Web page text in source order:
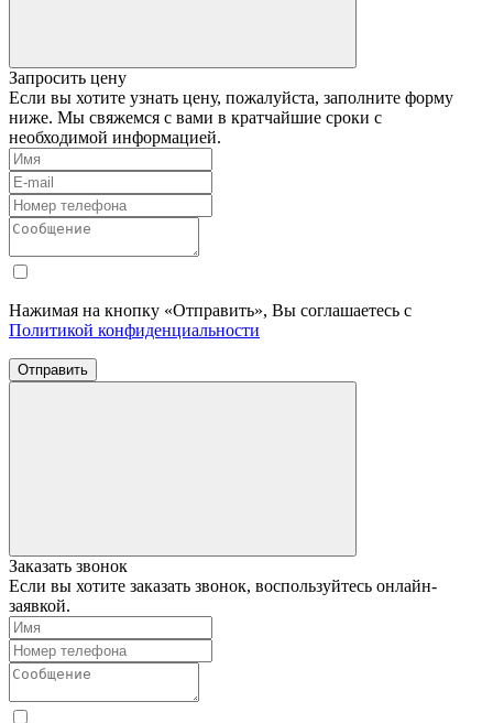
Запросить цену
Если вы хотите узнать цену, пожалуйста, заполните форму
ниже. Мы свяжемся с вами в кратчайшие сроки с
необходимой информацией.
Нажимая на кнопку «Отправить», Вы соглашаетесь с
Политикой конфиденциальности
Отправить
Заказать звонок
Если вы хотите заказать звонок, воспользуйтесь онлайн-
заявкой.